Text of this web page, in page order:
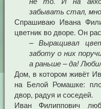
забывать стал,
Спрашиваю Ивана
цветник во дворе. Он
– Выращивал
заботу о них
а раньше – да!
Дом, в котором живёт
на Белой Ромашке:
двор, радуя и соседей.
Иван Филиппович